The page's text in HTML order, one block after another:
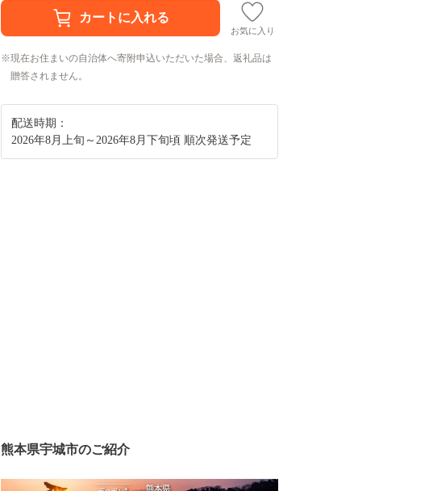
お気に入り
現在お住まいの自治体へ寄附申込いただいた場合、返礼品は
贈答されません。
配送時期：
2026年8月上旬～2026年8月下旬頃 順次発送予定
熊本県宇城市のご紹介